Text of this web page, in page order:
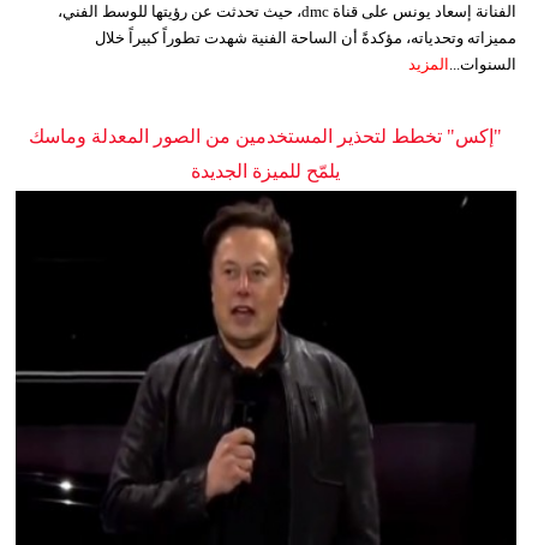
الفنانة إسعاد يونس على قناة dmc، حيث تحدثت عن رؤيتها للوسط الفني،
مميزاته وتحدياته، مؤكدةً أن الساحة الفنية شهدت تطوراً كبيراً خلال
السنوات... المزيد
"إكس" تخطط لتحذير المستخدمين من الصور المعدلة وماسك
يلمّح للميزة الجديدة